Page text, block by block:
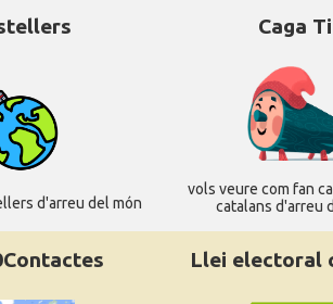
Oficina d'ACCIÓ Paris
Delegació del Govern a França
Consolat general a Bayonne
Consolat general a Bordeaux
Consolat general a Lyon
d'arreu del món
Caga
vols veure com fan
catalans d'arreu
Llei electoral